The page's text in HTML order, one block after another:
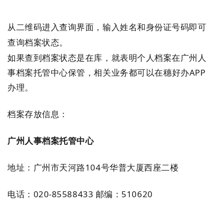
从二维码进入查询界面，输入姓名和身份证号码即可
查询档案状态。
如果查到档案状态是在库，就表明个人档案在广州人
事档案托管中心保管，相关业务都可以在穗好办APP
办理。
档案存放信息：
广州人事档案托管中心
地址：广州市天河路104号华普大厦西座二楼
电话：020-85588433 邮编：510620